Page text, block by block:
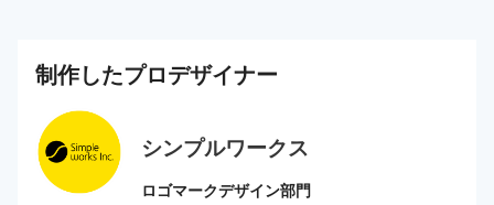
制作したプロデザイナー
シンプルワークス
ロゴマークデザイン部門